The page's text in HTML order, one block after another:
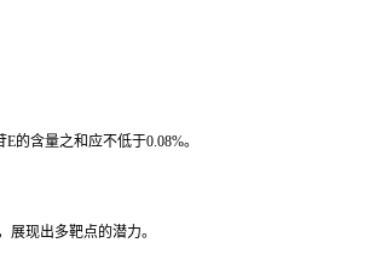
的含量之和应不低于0.08%。
展现出多靶点的潜力。